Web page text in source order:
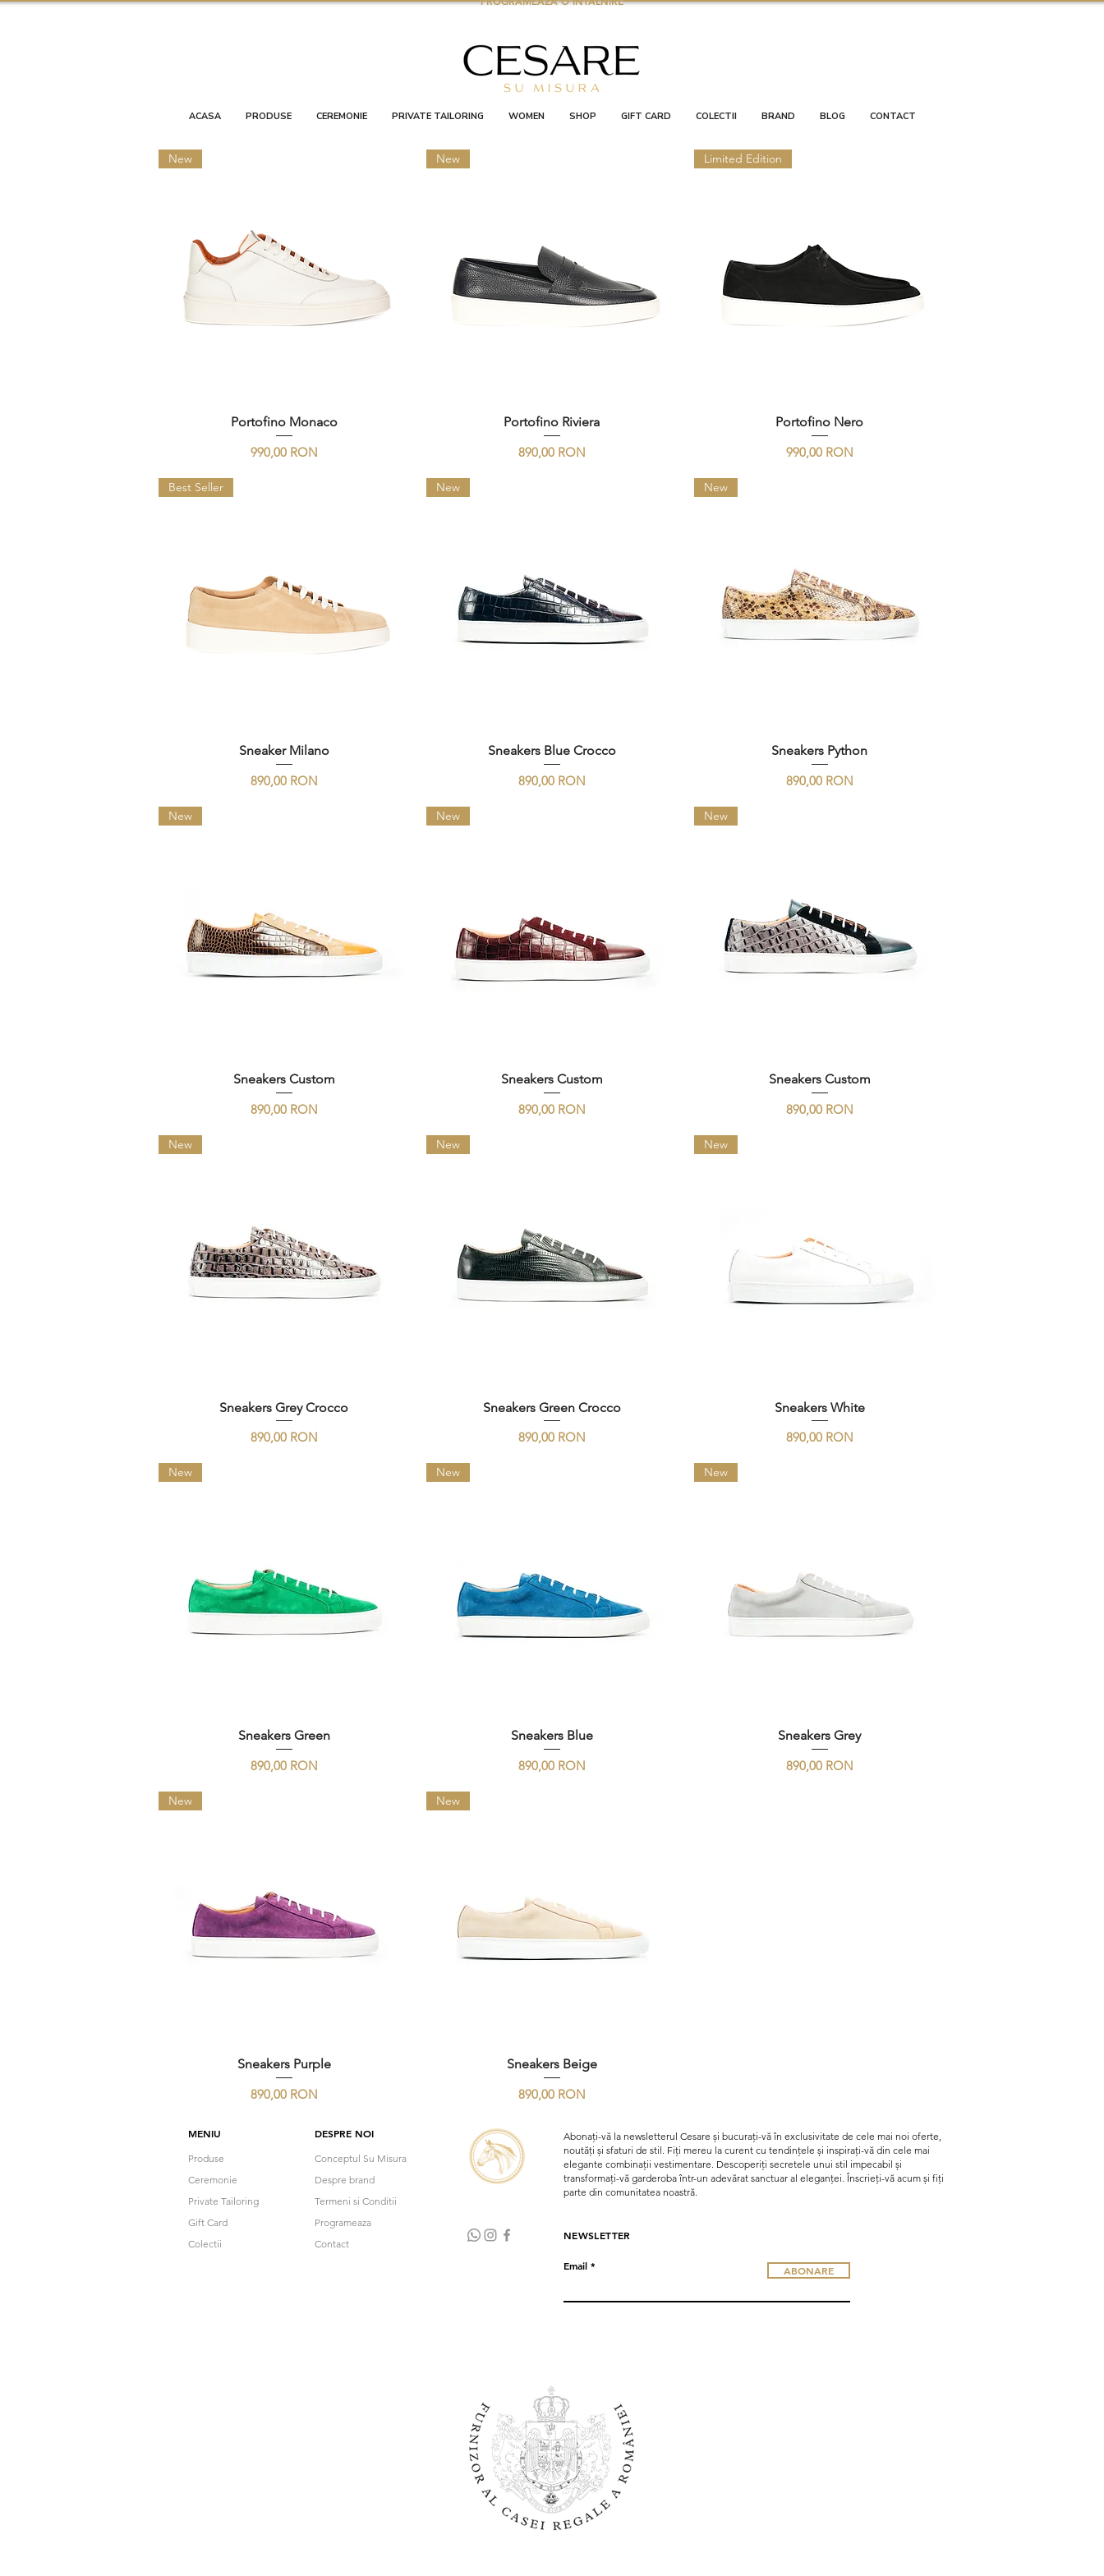
ACASA PRODUSE CEREMONIE PRIVATE TAILORING WOMEN SHOP GIFT CARD COLECTII BRAND BLOG CONTACT
New
Portofino Monaco
Preț
990,00 RON
New
Portofino Riviera
Preț
890,00 RON
Limited Edition
Portofino Nero
Preț
990,00 RON
Best Seller
Sneaker Milano
Preț
890,00 RON
New
Sneakers Blue Crocco
Preț
890,00 RON
New
Sneakers Python
Preț
890,00 RON
New
Sneakers Custom
Preț
890,00 RON
New
Sneakers Custom
Preț
890,00 RON
New
Sneakers Custom
Preț
890,00 RON
New
Sneakers Grey Crocco
Preț
890,00 RON
New
Sneakers Green Crocco
Preț
890,00 RON
New
Sneakers White
Preț
890,00 RON
New
Sneakers Green
Preț
890,00 RON
New
Sneakers Blue
Preț
890,00 RON
New
Sneakers Grey
Preț
890,00 RON
New
Sneakers Purple
Preț
890,00 RON
New
Sneakers Beige
Preț
890,00 RON
MENIU
Produse
Ceremonie
Private Tailoring
Gift Card
Colectii
DESPRE NOI
Conceptul Su Misura
Despre brand
Termeni si Conditii
Programeaza
Contact
Abonați-vă la newsletterul Cesare și bucurați-vă în exclusivitate de cele mai noi oferte,
noutăți și sfaturi de stil. Fiți mereu la curent cu tendințele și inspirați-vă din cele mai
elegante combinații vestimentare. Descoperiți secretele unui stil impecabil și
transformați-vă garderoba într-un adevărat sanctuar al eleganței. Înscrieți-vă acum și fiți
parte din comunitatea noastră.
NEWSLETTER
Email ABONARE